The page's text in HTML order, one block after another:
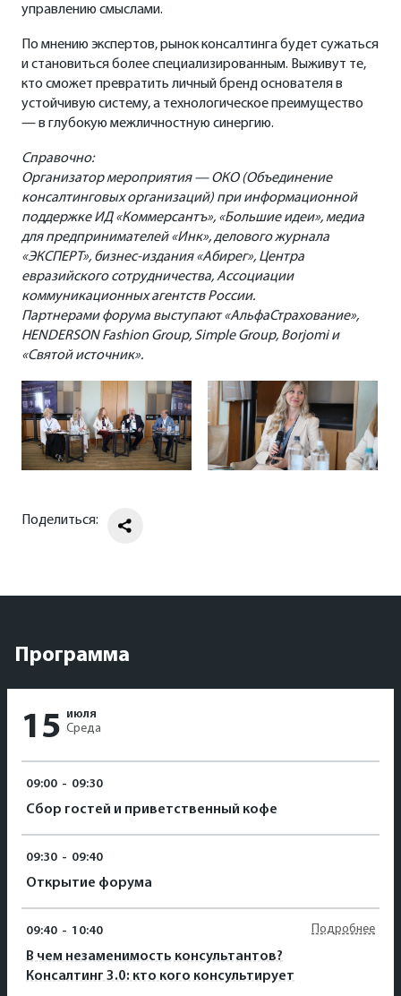
управлению смыслами.
По мнению экспертов, рынок консалтинга будет сужаться
и становиться более специализированным. Выживут те,
кто сможет превратить личный бренд основателя в
устойчивую систему, а технологическое преимущество
— в глубокую межличностную синергию.
Справочно:
Организатор мероприятия — ОКО (Объединение
консалтинговых организаций) при информационной
поддержке ИД «Коммерсантъ», «Большие идеи», медиа
для предпринимателей «Инк», делового журнала
«ЭКСПЕРТ», бизнес-издания «Абирег», Центра
евразийского сотрудничества, Ассоциации
коммуникационных агентств России.
Партнерами форума выступают «АльфаСтрахование»,
HENDERSON Fashion Group, Simple Group, Borjomi и
«Святой источник».
Поделиться:
Программа
15 июля
Среда
09:00 - 09:30
Сбор гостей и приветственный кофе
09:30 - 09:40
Открытие форума
09:40 - 10:40
В чем незаменимость консультантов?
Консалтинг 3.0: кто кого консультирует
Подробнее